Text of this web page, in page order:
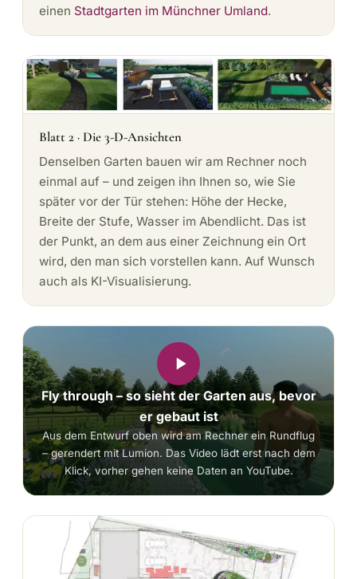
einen Stadtgarten im Münchner Umland.
Blatt 2 · Die 3-D-Ansichten
Denselben Garten bauen wir am Rechner noch
einmal auf – und zeigen ihn Ihnen so, wie Sie
später vor der Tür stehen: Höhe der Hecke,
Breite der Stufe, Wasser im Abendlicht. Das ist
der Punkt, an dem aus einer Zeichnung ein Ort
wird, den man sich vorstellen kann. Auf Wunsch
auch als KI-Visualisierung.
Fly through – so sieht der Garten aus, bevor
er gebaut ist
Aus dem Entwurf oben wird am Rechner ein Rundflug
– gerendert mit Lumion. Das Video lädt erst nach dem
Klick, vorher gehen keine Daten an YouTube.